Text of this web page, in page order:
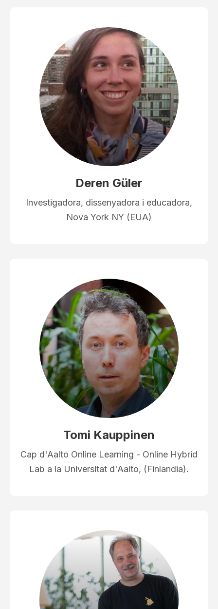
Deren Güler
Investigadora, dissenyadora i educadora,
Nova York NY (EUA)
Tomi Kauppinen
Cap d'Aalto Online Learning - Online Hybrid
Lab a la Universitat d'Aalto, (Finlandia).